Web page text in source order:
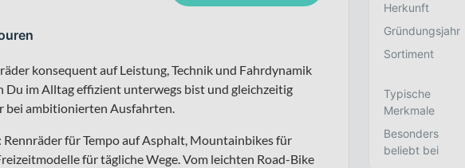
konsequent auf Leistung, Technik und Fahrdynamik
im Alltag effizient unterwegs bist und gleichzeitig
bei ambitionierten Ausfahrten.
für Tempo auf Asphalt, Mountainbikes für
für tägliche Wege. Vom leichten Road-Bike
Herkunft
Gründungsjahr
Sortiment
Typische
Merkmale
Besonders
beliebt bei